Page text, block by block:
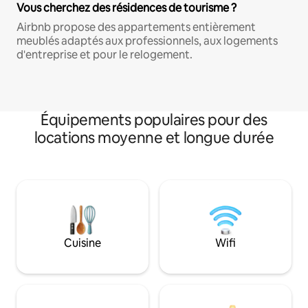
Vous cherchez des résidences de tourisme ?
Airbnb propose des appartements entièrement
meublés adaptés aux professionnels, aux logements
d'entreprise et pour le relogement.
Équipements populaires pour des
locations moyenne et longue durée
Cuisine Wifi